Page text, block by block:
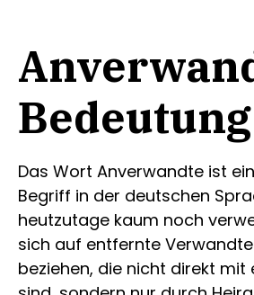
Bedeutung
Das Wort Anverwandte ist
Begriff in der deutschen
heutzutage kaum noch
sich auf entfernte
beziehen, die nicht direkt